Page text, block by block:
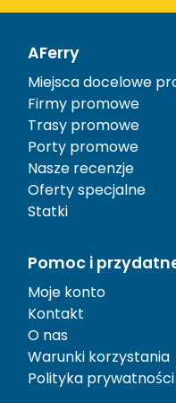
AFerry
Miejsca docelowe
Firmy promowe
Trasy promowe
Porty promowe
Nasze recenzje
Oferty specjalne
Statki
Pomoc i
Moje konto
Kontakt
O nas
Warunki korzystania
Polityka prywatności